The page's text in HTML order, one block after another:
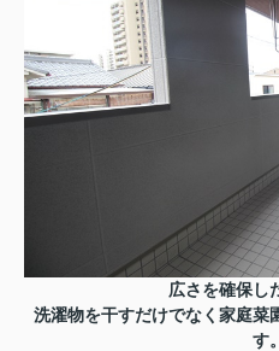
広さを確保し
洗濯物を干すだけでなく家庭菜
す。